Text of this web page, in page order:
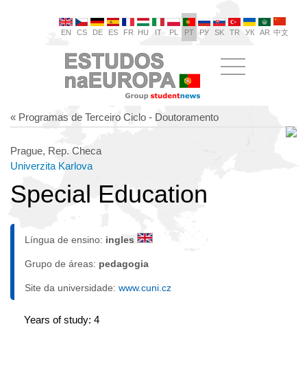
EN CS DE ES FR HU IT PL PT РУ SK TR УК AR 中文
« Programas de Terceiro Ciclo - Doutoramento
Prague, Rep. Checa
Univerzita Karlova
Special Education
Língua de ensino: ingles
Grupo de áreas: pedagogia
Site da universidade: www.cuni.cz
Years of study: 4